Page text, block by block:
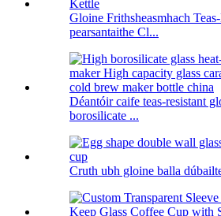
Gloine Frithsheasmhach
pearsantaithe Cl...
Déantóir caife teas-resistant
borosilicate ...
Cruth ubh gloine balla